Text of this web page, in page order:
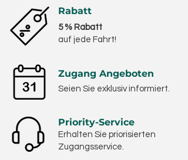
Rabatt
5 % Rabatt
auf jede Fahrt!
Zugang Angeboten
Seien Sie exklusiv informiert.
Priority-Service
Erhalten Sie priorisierten
Zugangsservice.